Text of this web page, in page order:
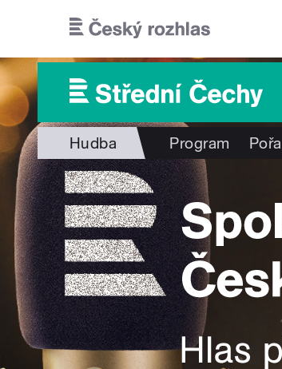
Hudba Program